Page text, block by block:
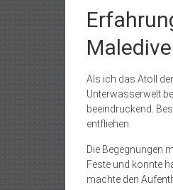
Als ich das Atoll
Unterwasserwelt
beeindruckend.
entfliehen.
Die Begegnungen
Feste und konnte
machte den